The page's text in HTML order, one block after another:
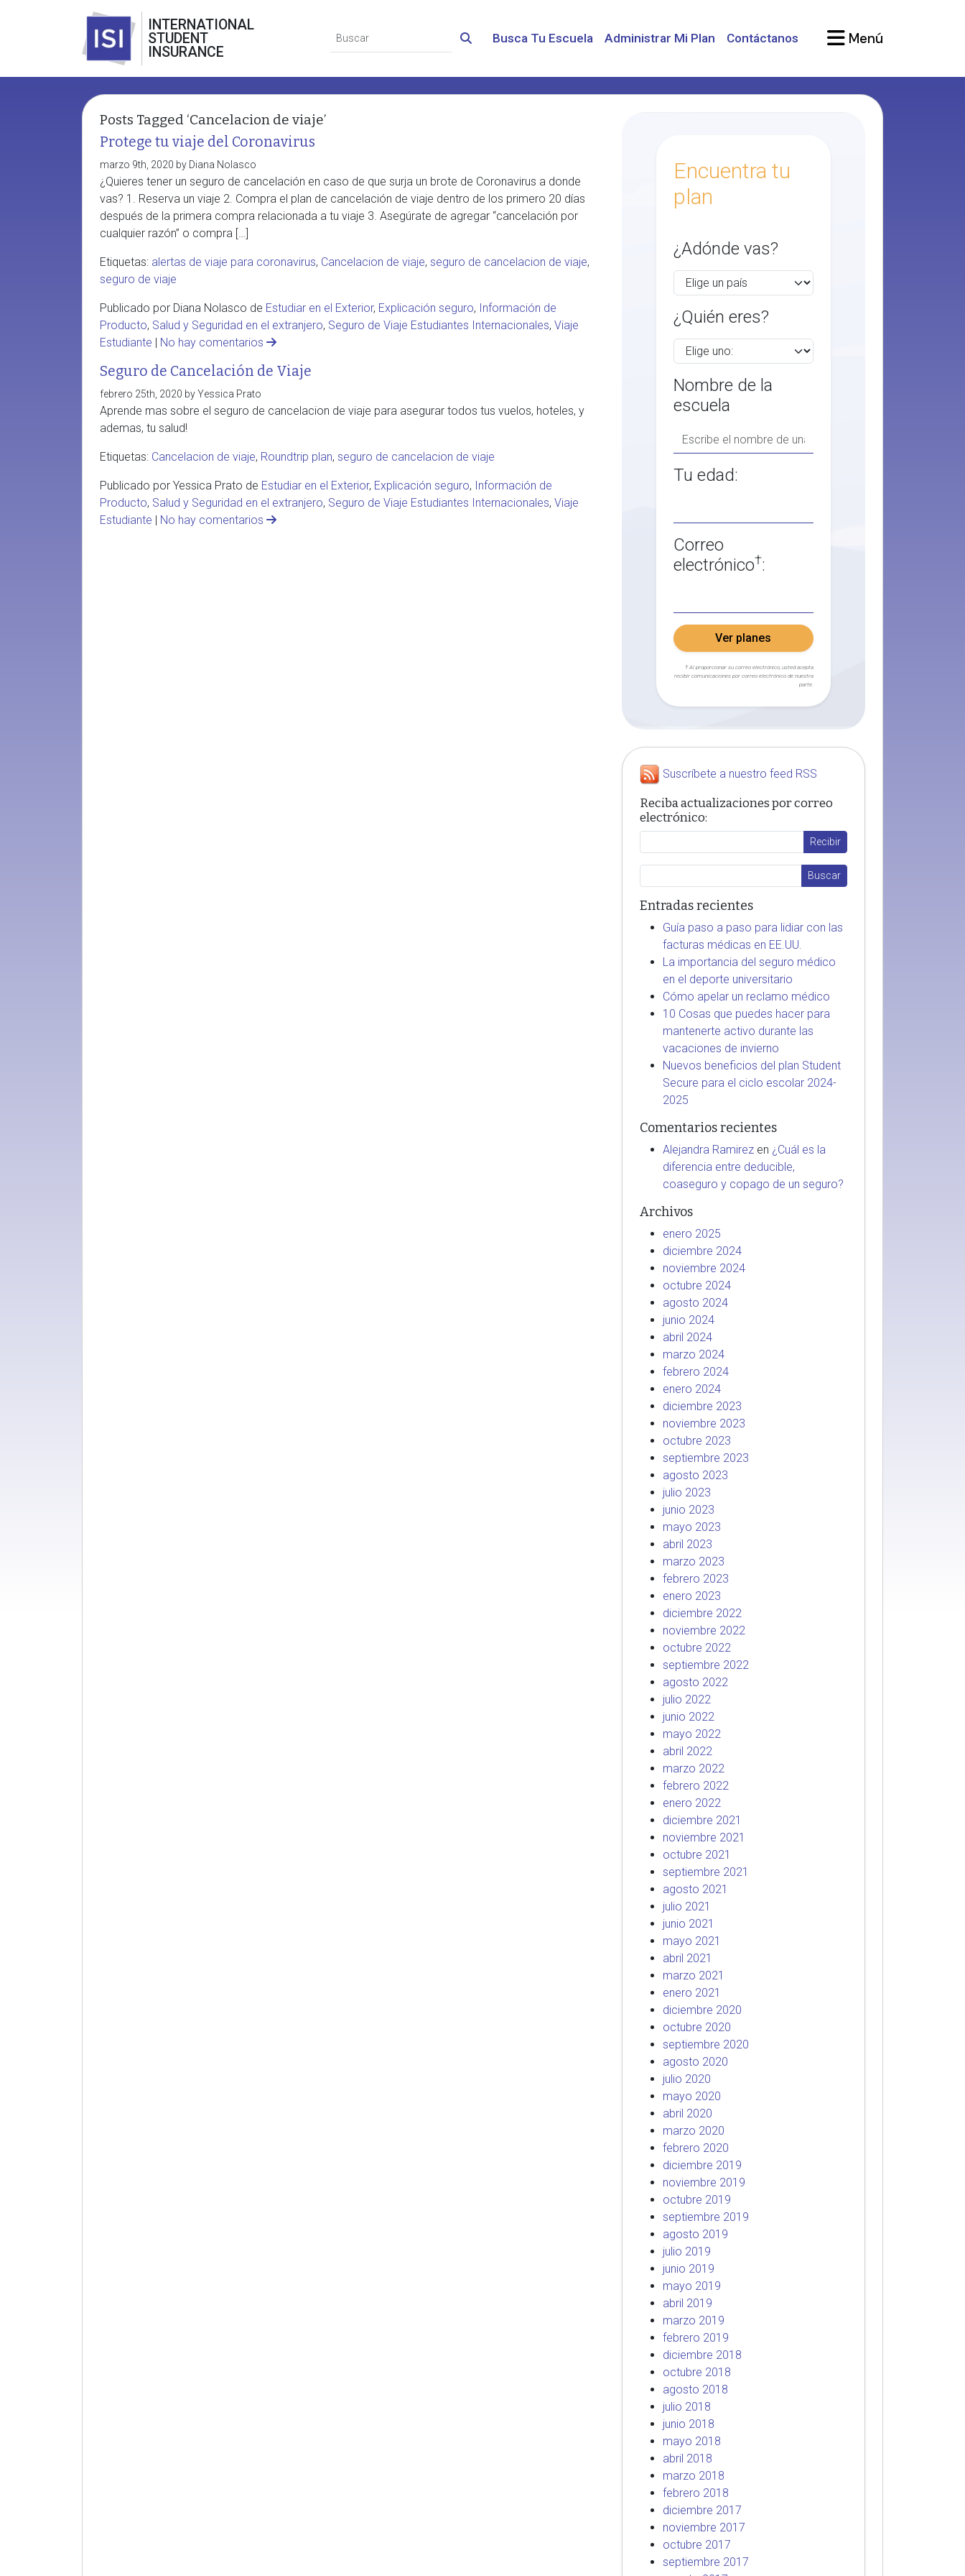
INTERNATIONAL
STUDENT
INSURANCE
Busca Tu Escuela Administrar Mi Plan Contáctanos Menú
Posts Tagged ‘Cancelacion de viaje’
Protege tu viaje del Coronavirus
marzo 9th, 2020 by Diana Nolasco
¿Quieres tener un seguro de cancelación en caso de que surja un brote de Coronavirus a donde
vas? 1. Reserva un viaje 2. Compra el plan de cancelación de viaje dentro de los primero 20 días
después de la primera compra relacionada a tu viaje 3. Asegúrate de agregar “cancelación por
cualquier razón” o compra […]
Etiquetas: alertas de viaje para coronavirus, Cancelacion de viaje, seguro de cancelacion de viaje,
seguro de viaje
Publicado por Diana Nolasco de Estudiar en el Exterior, Explicación seguro, Información de
Producto, Salud y Seguridad en el extranjero, Seguro de Viaje Estudiantes Internacionales, Viaje
Estudiante | No hay comentarios
Seguro de Cancelación de Viaje
febrero 25th, 2020 by Yessica Prato
Aprende mas sobre el seguro de cancelacion de viaje para asegurar todos tus vuelos, hoteles, y
ademas, tu salud!
Etiquetas: Cancelacion de viaje, Roundtrip plan, seguro de cancelacion de viaje
Publicado por Yessica Prato de Estudiar en el Exterior, Explicación seguro, Información de
Producto, Salud y Seguridad en el extranjero, Seguro de Viaje Estudiantes Internacionales, Viaje
Estudiante | No hay comentarios
Encuentra tu
plan
¿Adónde vas?
¿Quién eres?
Nombre de la
escuela
Tu edad:
Correo
electrónico†:
Ver planes
† Al proporcionar su correo electrónico, usted acepta
recibir comunicaciones por correo electrónico de nuestra
parte.
Suscríbete a nuestro feed RSS
Reciba actualizaciones por correo
electrónico:
Entradas recientes
Guía paso a paso para lidiar con las
facturas médicas en EE.UU.
La importancia del seguro médico
en el deporte universitario
Cómo apelar un reclamo médico
10 Cosas que puedes hacer para
mantenerte activo durante las
vacaciones de invierno
Nuevos beneficios del plan Student
Secure para el ciclo escolar 2024-
2025
Comentarios recientes
Alejandra Ramirezen ¿Cuál es la
diferencia entre deducible,
coaseguro y copago de un seguro?
Archivos
enero 2025
diciembre 2024
noviembre 2024
octubre 2024
agosto 2024
junio 2024
abril 2024
marzo 2024
febrero 2024
enero 2024
diciembre 2023
noviembre 2023
octubre 2023
septiembre 2023
agosto 2023
julio 2023
junio 2023
mayo 2023
abril 2023
marzo 2023
febrero 2023
enero 2023
diciembre 2022
noviembre 2022
octubre 2022
septiembre 2022
agosto 2022
julio 2022
junio 2022
mayo 2022
abril 2022
marzo 2022
febrero 2022
enero 2022
diciembre 2021
noviembre 2021
octubre 2021
septiembre 2021
agosto 2021
julio 2021
junio 2021
mayo 2021
abril 2021
marzo 2021
enero 2021
diciembre 2020
octubre 2020
septiembre 2020
agosto 2020
julio 2020
mayo 2020
abril 2020
marzo 2020
febrero 2020
diciembre 2019
noviembre 2019
octubre 2019
septiembre 2019
agosto 2019
julio 2019
junio 2019
mayo 2019
abril 2019
marzo 2019
febrero 2019
diciembre 2018
octubre 2018
agosto 2018
julio 2018
junio 2018
mayo 2018
abril 2018
marzo 2018
febrero 2018
diciembre 2017
noviembre 2017
octubre 2017
septiembre 2017